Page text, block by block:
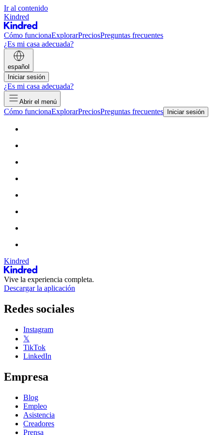
Ir al contenido
Kindred
Cómo funcionaExplorarPreciosPreguntas frecuentes
¿Es mi casa adecuada?
español
Iniciar sesión
¿Es mi casa adecuada?
Abrir el menú
Cómo funcionaExplorarPreciosPreguntas frecuentes Iniciar sesión
Kindred
Vive la experiencia completa.
Descargar la aplicación
Redes sociales
Instagram
𝕏
TikTok
LinkedIn
Empresa
Blog
Empleo
Asistencia
Creadores
Prensa